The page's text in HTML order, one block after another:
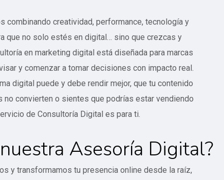
combinando creatividad, performance, tecnología y
que no solo estés en digital… sino que crezcas y
en marketing digital está diseñada para marcas
y comenzar a tomar decisiones con impacto real.
digital puede y debe rendir mejor, que tu contenido
no convierten o sientes que podrías estar vendiendo
de Consultoría Digital es para ti.
Asesoría Digital?
y transformamos tu presencia online desde la raíz,